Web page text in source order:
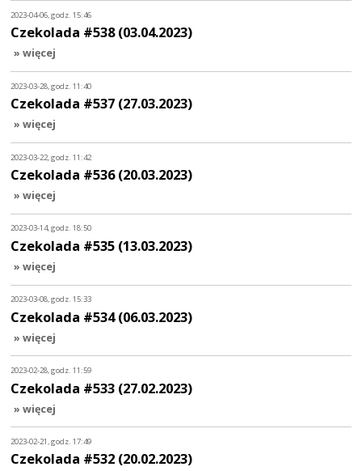
2023-04-06, godz. 15:46
Czekolada #538 (03.04.2023)
» więcej
2023-03-28, godz. 11:40
Czekolada #537 (27.03.2023)
» więcej
2023-03-22, godz. 11:42
Czekolada #536 (20.03.2023)
» więcej
2023-03-14, godz. 18:50
Czekolada #535 (13.03.2023)
» więcej
2023-03-08, godz. 15:33
Czekolada #534 (06.03.2023)
» więcej
2023-02-28, godz. 11:59
Czekolada #533 (27.02.2023)
» więcej
2023-02-21, godz. 17:49
Czekolada #532 (20.02.2023)